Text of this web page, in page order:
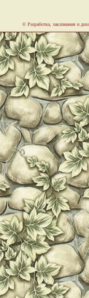
© Разработка, заклинания и